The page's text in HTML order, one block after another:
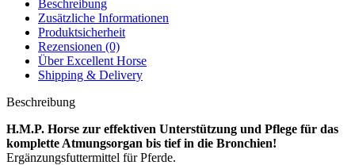
Beschreibung
Zusätzliche Informationen
Produktsicherheit
Rezensionen (0)
Über Excellent Horse
Shipping & Delivery
Beschreibung
H.M.P. Horse zur effektiven Unterstützung und Pflege für das
komplette Atmungsorgan bis tief in die Bronchien!
Ergänzungsfuttermittel für Pferde.